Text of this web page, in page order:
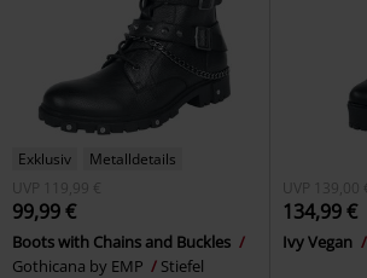
Exklusiv
Metalldetails
UVP
119,99 €
99,99 €
Boots with Chains and Buckles
Gothicana by EMP
Stiefel
UVP 139,00 €
134,99 €
Ivy Vegan